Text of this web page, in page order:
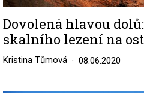
Dovolená hlavou
skalního lezení na
Kristina Tůmová 08.06.2020